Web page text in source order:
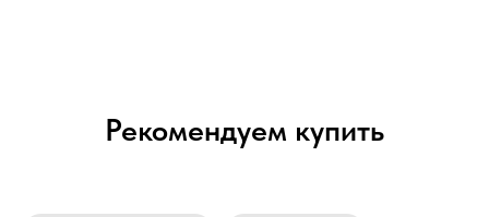
Рекомендуем купить